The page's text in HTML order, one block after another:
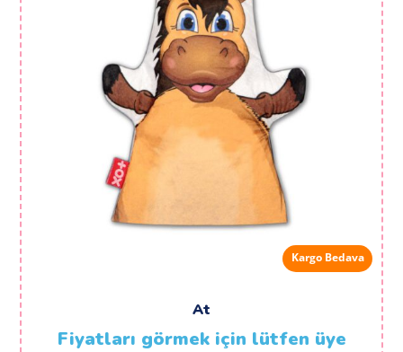
Kargo Bedava
At
Fiyatları görmek için lütfen üye